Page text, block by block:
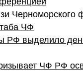
Черноморского
ЧФ
РФ выделило
ЧФ РФ